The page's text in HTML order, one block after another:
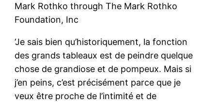
Mark Rothko through The Mark Rothko
Foundation, Inc
‘Je sais bien qu’historiquement, la fonction
des grands tableaux est de peindre quelque
chose de grandiose et de pompeux. Mais si
j’en peins, c’est précisément parce que je
veux être proche de l’intimité et de